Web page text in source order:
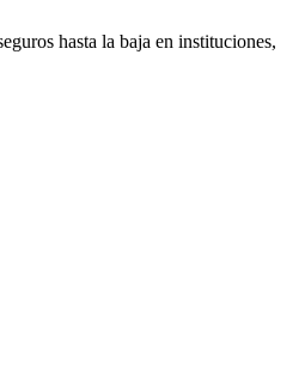
hasta la baja en instituciones,